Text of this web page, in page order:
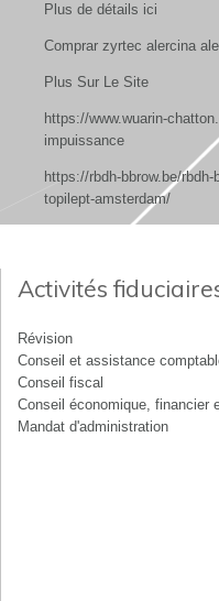
Plus de détails ici
Comprar zyrtec alercina
Plus Sur Le Site
https://www.wuarin-
impuissance
https://rbdh-bbrow.be/
topilept-amsterdam/
Activités
Révision
Conseil et assistance
Conseil fiscal
Conseil économique, financier
Mandat d'administration